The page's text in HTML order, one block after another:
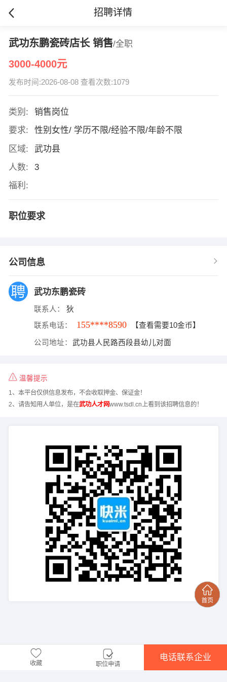
招聘详情
武功东鹏瓷砖店长 销售/全职
3000-4000元
发布时间:2026-08-08 查看次数:1079
类别:
销售岗位
要求:
性别女性/ 学历不限/经验不限/年龄不限
区域:
武功县
人数:
3
福利:
职位要求
公司信息
武功东鹏瓷砖
联系人： 狄
联系电话： 155****8590 【查看需要10金币】
公司地址： 武功县人民路西段县幼儿对面
温馨提示
1、本平台仅供信息发布，不会收取押金、保证金！
2、请告知用人单位，是在武功人才网www.tsdl.cn上看到该招聘信息的！
收藏 职位申请
电话联系企业